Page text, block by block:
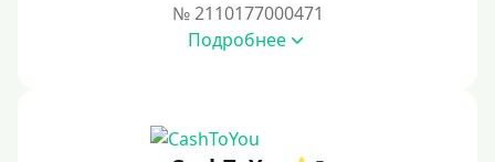
№ 2110177000471
Подробнее